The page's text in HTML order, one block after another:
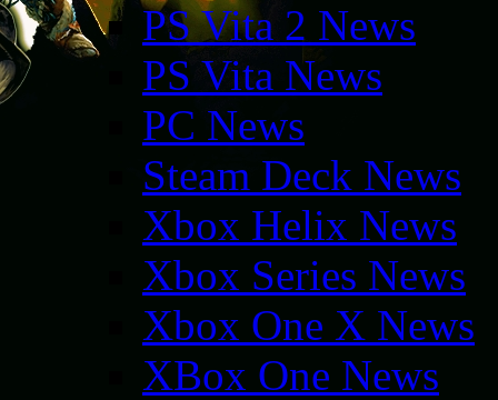
PS Vita 2 News
PS Vita News
PC News
Steam Deck News
Xbox Helix News
Xbox Series News
Xbox One X News
XBox One News